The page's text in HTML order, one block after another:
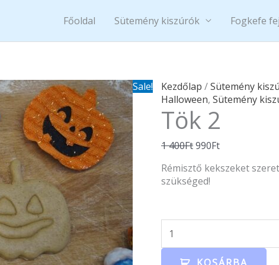
Főoldal Sütemény kiszúrók Fogkefe
Sale! Kezdőlap /Sütemény
Halloween, Sütemény
Tök 2
1 400Ft
Original
price
was:
1
990Ft
Current
price
990Ft.
Rémisztő kekszeket
szükséged!
Tök
2
mennyiség